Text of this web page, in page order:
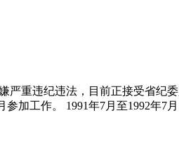
重违纪违法，目前正接受省纪
加工作。 1991年7月至1992年7